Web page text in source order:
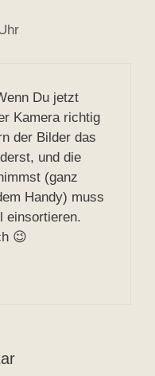
Du jetzt
Kamera richtig
der Bilder das
und die
(ganz
Handy) muss
einsortieren.
😉